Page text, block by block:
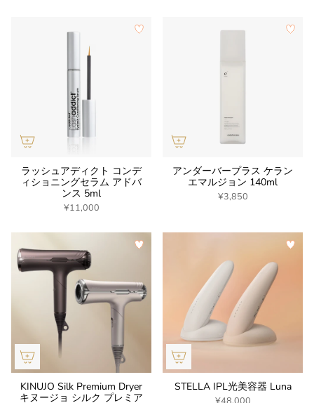
ラッシュアディクト コンデ
ィショニングセラム アドバ
ンス 5ml
¥11,000
アンダーバープラス ケラン
エマルジョン 140ml
¥3,850
KINUJO Silk Premium Dryer
キヌージョ シルク プレミア
STELLA IPL光美容器 Luna
¥48,000